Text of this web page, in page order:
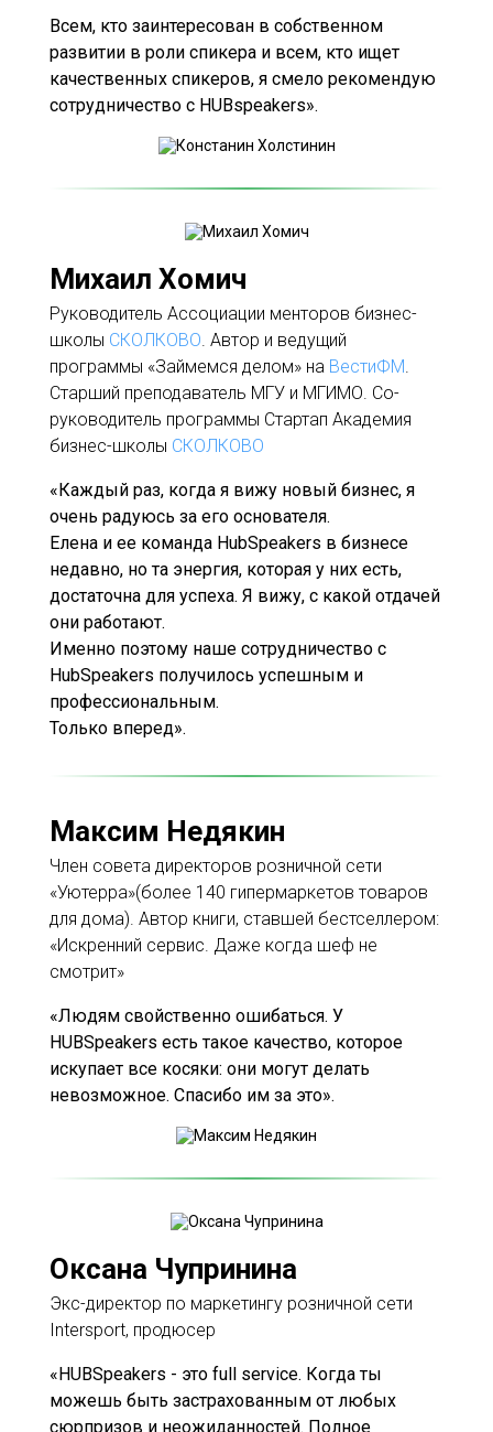
Всем, кто заинтересован в собственном
развитии в роли спикера и всем, кто ищет
качественных спикеров, я смело рекомендую
сотрудничество с HUBspeakers».
Михаил Хомич
Руководитель Ассоциации менторов бизнес-
школы СКОЛКОВО. Автор и ведущий
программы «Займемся делом» на ВестиФМ.
Старший преподаватель МГУ и МГИМО. Со-
руководитель программы Стартап Академия
бизнес-школы СКОЛКОВО
«Каждый раз, когда я вижу новый бизнес, я
очень радуюсь за его основателя.
Елена и ее команда HubSpeakers в бизнесе
недавно, но та энергия, которая у них есть,
достаточна для успеха. Я вижу, с какой отдачей
они работают.
Именно поэтому наше сотрудничество с
HubSpeakers получилось успешным и
профессиональным.
Только вперед».
Максим Недякин
Член совета директоров розничной сети
«Уютерра»(более 140 гипермаркетов товаров
для дома). Автор книги, ставшей бестселлером:
«Искренний сервис. Даже когда шеф не
смотрит»
«Людям свойственно ошибаться. У
HUBSpeakers есть такое качество, которое
искупает все косяки: они могут делать
невозможное. Спасибо им за это».
Оксана Чупринина
Экс-директор по маркетингу розничной сети
Intersport, продюсер
«HUBSpeakers - это full service. Когда ты
можешь быть застрахованным от любых
сюрпризов и неожиданностей. Полное